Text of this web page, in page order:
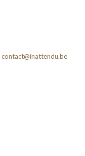
contact@inattendu.be